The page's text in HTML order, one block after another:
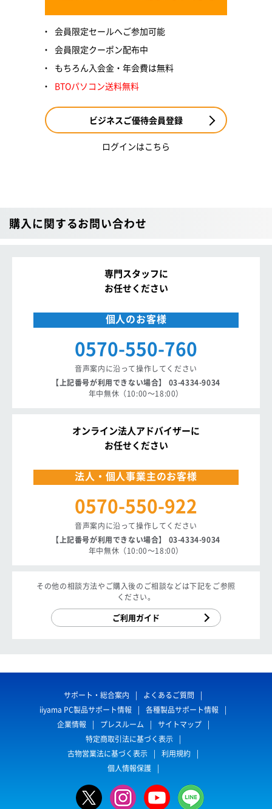
会員限定セールへご参加可能
会員限定クーポン配布中
もちろん入会金・年会費は無料
BTOパソコン送料無料
ビジネスご優待会員登録
ログインはこちら
購入に関するお問い合わせ
専門スタッフに
お任せください
個人のお客様
0570-550-760
音声案内に沿って操作してください
【上記番号が利用できない場合】 03-4334-9034
年中無休（10:00〜18:00）
オンライン法人アドバイザーに
お任せください
法人・個人事業主のお客様
0570-550-922
音声案内に沿って操作してください
【上記番号が利用できない場合】 03-4334-9034
年中無休（10:00〜18:00）
その他の相談方法やご購入後のご相談などは下記をご参照
ください。
ご利用ガイド
サポート・総合案内
よくあるご質問
iiyama PC製品サポート情報
各種製品サポート情報
企業情報
プレスルーム
サイトマップ
特定商取引法に基づく表示
古物営業法に基づく表示
利用規約
個人情報保護